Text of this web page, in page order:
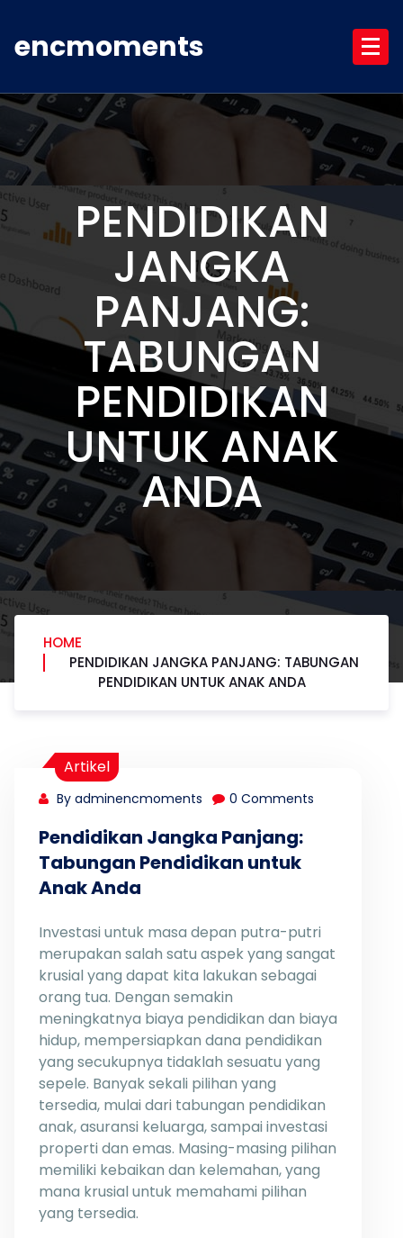
content
encmoments
PENDIDIKAN
JANGKA
PANJANG:
TABUNGAN
PENDIDIKAN
UNTUK ANAK
ANDA
HOME
PENDIDIKAN JANGKA PANJANG: TABUNGAN
PENDIDIKAN UNTUK ANAK ANDA
Artikel
By adminencmoments 0 Comments
Pendidikan Jangka Panjang:
Tabungan Pendidikan untuk
Anak Anda
Investasi untuk masa depan putra-putri
merupakan salah satu aspek yang sangat
krusial yang dapat kita lakukan sebagai
orang tua. Dengan semakin
meningkatnya biaya pendidikan dan biaya
hidup, mempersiapkan dana pendidikan
yang secukupnya tidaklah sesuatu yang
sepele. Banyak sekali pilihan yang
tersedia, mulai dari tabungan pendidikan
anak, asuransi keluarga, sampai investasi
properti dan emas. Masing-masing pilihan
memiliki kebaikan dan kelemahan, yang
mana krusial untuk memahami pilihan
yang tersedia.